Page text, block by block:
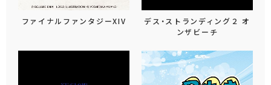
ファイナルファンタジーXIV
デス・ストランディング２ オ
ンザビーチ